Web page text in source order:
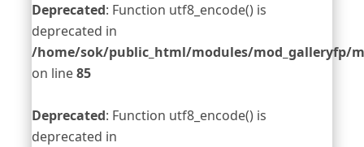
Deprecated: Function utf8_encode() is
deprecated in
/home/sok/public_html/modules/mod_galleryfp/
on line85
Deprecated: Function utf8_encode() is
deprecated in